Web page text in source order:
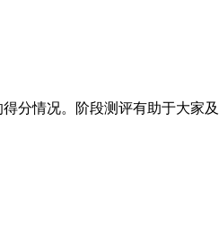
情况。阶段测评有助于大家及